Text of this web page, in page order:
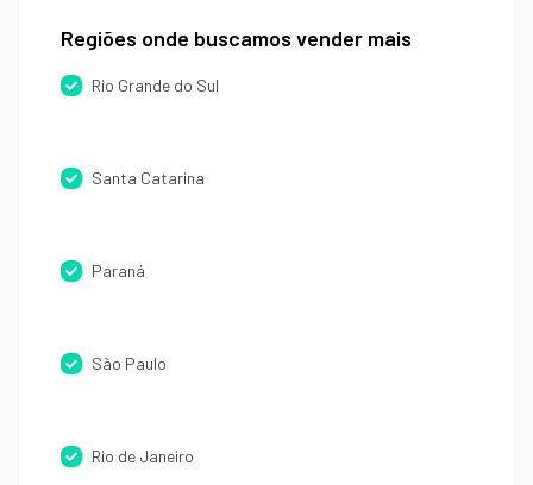
Regiões onde buscamos vender mais
Rio Grande do Sul
Santa Catarina
Paraná
São Paulo
Rio de Janeiro